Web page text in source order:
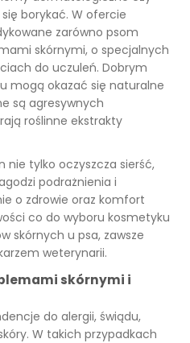
borykać. W ofercie
zarówno psom
skórnymi, o specjalnych
do uczuleń. Dobrym
mogą okazać się naturalne
są agresywnych
roślinne ekstrakty
nie tylko oczyszcza sierść,
podrażnienia i
o zdrowie oraz komfort
co do wyboru kosmetyku
skórnych u psa, zawsze
weterynarii.
skórnymi i
do alergii, świądu,
W takich przypadkach